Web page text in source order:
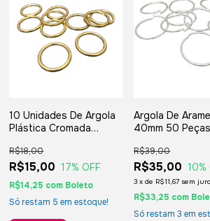
10 Unidades De Argola
Plástica Cromada
Brincos Bijuterias
Artesanatos E
Lembranças
R$15,00
R$18,00
17% OFF
R$14,25 com Boleto
Só restam 5 em estoque!
Argola De
40mm 50
Guardanapo
Bijuterias,
R$35,00
R$39,00
10%
3 xde R$11,67 sem
R$33,25 com
Só restam3 em